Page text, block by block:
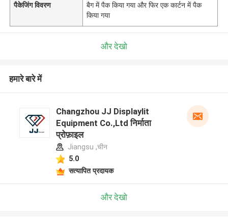
पैकेजिंग विवरण
बैग में पैक किया गया और फिर एक कार्टन में पैक
किया गया
और देखो
हमारे बारे में
Changzhou JJ Displaylit
Equipment Co.,Ltd निर्माता
प्रोफ़ाइल
Jiangsu ,चीन
5.0
सत्यापित प्रदायक
और देखो